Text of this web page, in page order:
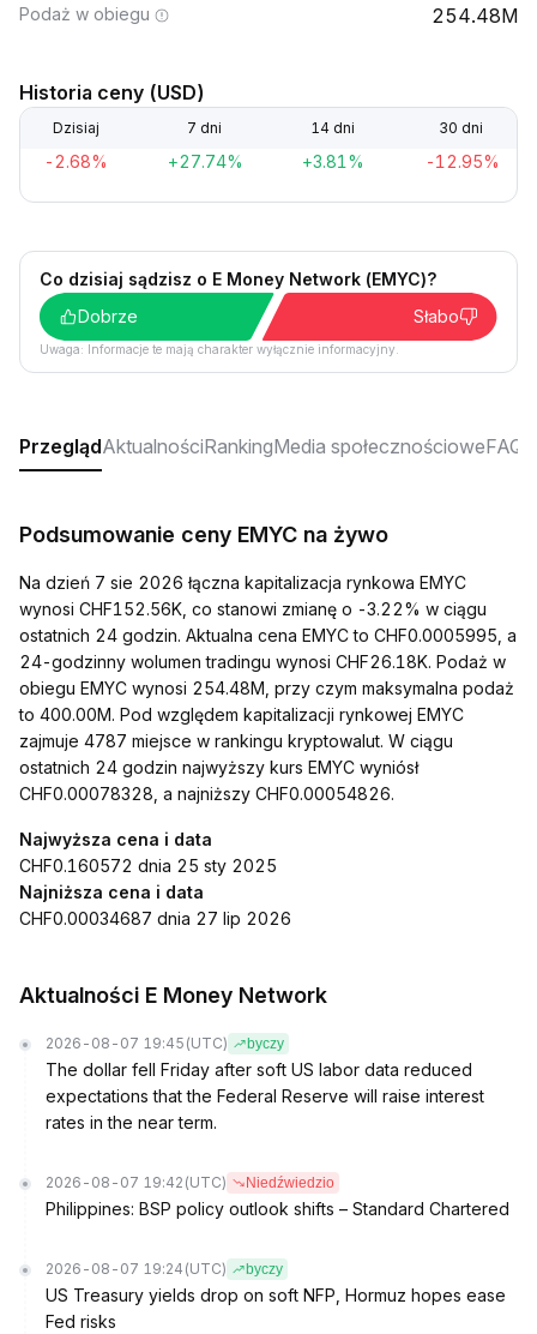
Podaż w obiegu 254.48M
Historia ceny (USD)
Dzisiaj 7 dni 14 dni 30 dni
-2.68% +27.74% +3.81% -12.95%
Co dzisiaj sądzisz o E Money Network (EMYC)?
Dobrze
Słabo
Uwaga: Informacje te mają charakter wyłącznie informacyjny.
PrzeglądAktualnościRankingMedia społecznościoweFAQ
Podsumowanie ceny EMYC na żywo
Na dzień 7 sie 2026 łączna kapitalizacja rynkowa EMYC
wynosi CHF152.56K, co stanowi zmianę o -3.22% w ciągu
ostatnich 24 godzin. Aktualna cena EMYC to CHF0.0005995, a
24-godzinny wolumen tradingu wynosi CHF26.18K. Podaż w
obiegu EMYC wynosi 254.48M, przy czym maksymalna podaż
to 400.00M. Pod względem kapitalizacji rynkowej EMYC
zajmuje 4787 miejsce w rankingu kryptowalut. W ciągu
ostatnich 24 godzin najwyższy kurs EMYC wyniósł
CHF0.00078328, a najniższy CHF0.00054826.
Najwyższa cena i data
CHF0.160572 dnia 25 sty 2025
Najniższa cena i data
CHF0.00034687 dnia 27 lip 2026
Aktualności E Money Network
2026-08-07 19:45 (UTC) byczy
The dollar fell Friday after soft US labor data reduced
expectations that the Federal Reserve will raise interest
rates in the near term.
2026-08-07 19:42 (UTC) Niedźwiedzio
Philippines: BSP policy outlook shifts – Standard Chartered
2026-08-07 19:24 (UTC) byczy
US Treasury yields drop on soft NFP, Hormuz hopes ease
Fed risks